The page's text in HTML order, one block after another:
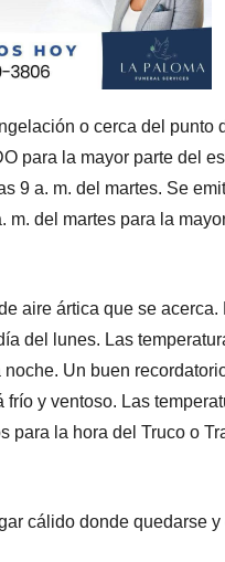
o cerca del punto
para la mayor parte del
9 a. m. del martes. Se
del martes para la
aire ártica que se acerca.
del lunes. Las
Un buen
y ventoso. Las
para la hora del Truco o
cálido donde quedarse